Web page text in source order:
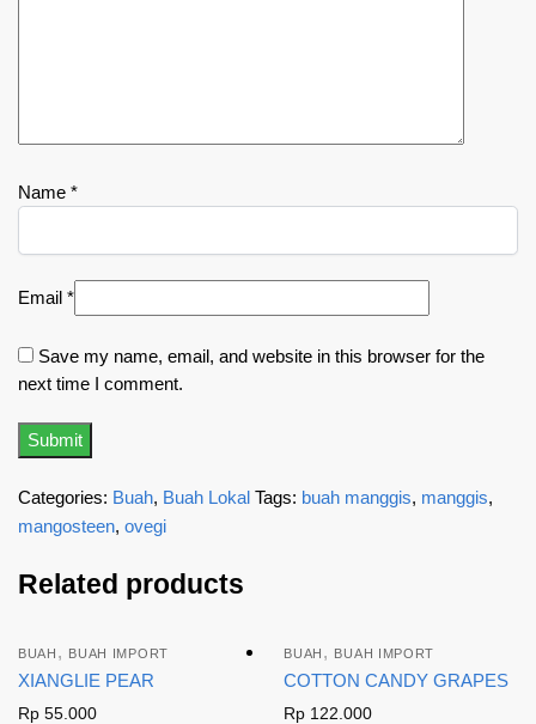
Name *
Email *
Save my name, email, and website in this browser for the
next time I comment.
Categories: Buah, Buah Lokal Tags: buah manggis, manggis,
mangosteen, ovegi
Related products
BUAH , BUAH IMPORT
XIANGLIE PEAR
Rp 55.000
BUAH , BUAH IMPORT
COTTON CANDY GRAPES
Rp 122.000